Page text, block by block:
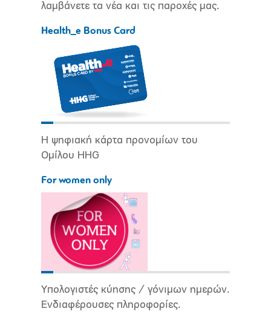
λαμβάνετε τα νέα και τις παροχές μας.
Health_e Bonus Card
Η ψηφιακή κάρτα προνομίων του
Ομίλου HHG
For women only
Υπολογιστές κύησης / γόνιμων ημερών.
Ενδιαφέρουσες πληροφορίες.